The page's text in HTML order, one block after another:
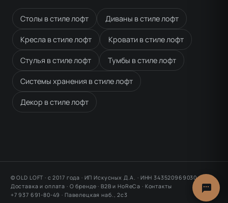
Столы в стиле лофт Диваны в стиле лофт
Кресла в стиле лофт Кровати в стиле лофт
Стулья в стиле лофт Тумбы в стиле лофт
Системы хранения в стиле лофт
Декор в стиле лофт
© OLD LOFT · с 2017 года · ИП Искусных Д.А. · ИНН 343520969030
Доставка и оплата · О бренде ·B2B и HoReCa · Контакты
+7 937 691-80-49 · Павелецкая наб., 2с3